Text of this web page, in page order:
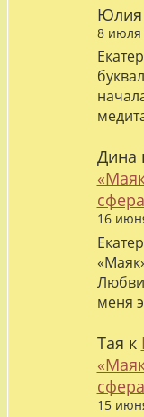
Юлия
8 июля
Дина
16
меня
Тая к
15